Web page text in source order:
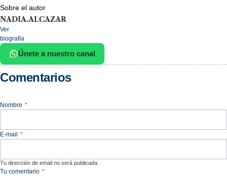
Sobre el autor
NADIA.ALCAZAR
Ver
biografía
Únete a nuestro canal
Comentarios
Nombre *
E-mail *
Tu dirección de email no será publicada.
Tu comentario *